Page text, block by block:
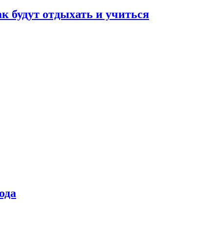
будут отдыхать и учиться